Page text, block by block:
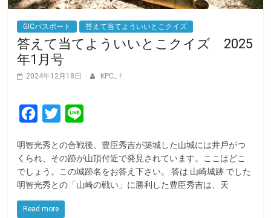
GICパスポート 答えて当てよういいとこクイズ
答えて当てよういいとこクイズ 2025
年1月号
2024年12月18日 KPC_ｆ
c
e
b
o
T
i
t
t
e
n
e
明智光秀との合戦後、豊臣秀吉が築城した山城には井⼾がつ
くられ、その跡が山頂付近で発⾒されています。ここはどこ
でしょう。この城跡名をお答え下さい。 答は 山崎城跡 でした
明智光秀との「山崎の戦い」に勝利した豊臣秀吉は、天
Read more